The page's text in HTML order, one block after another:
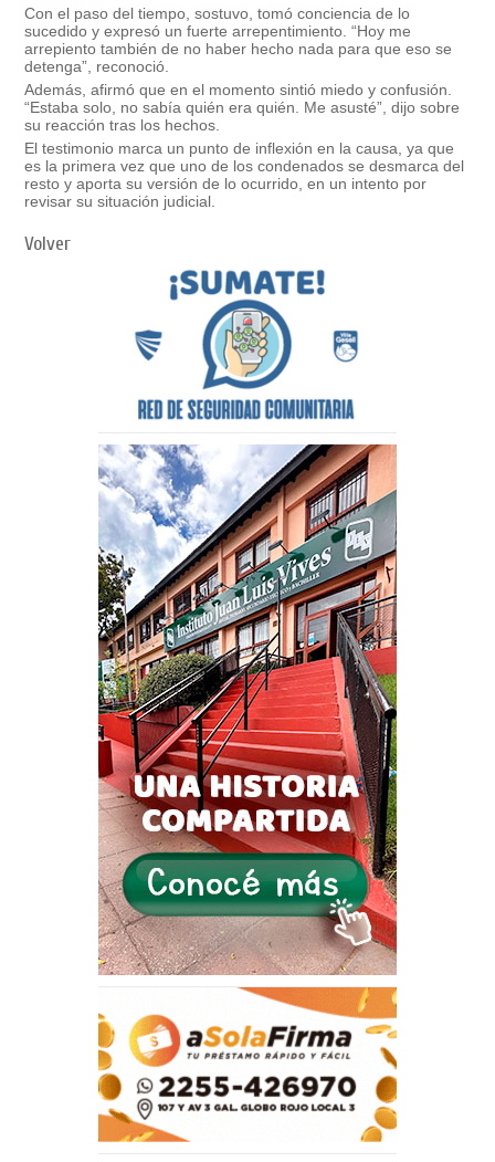
Con el paso del tiempo, sostuvo, tomó conciencia de lo
sucedido y expresó un fuerte arrepentimiento. “Hoy me
arrepiento también de no haber hecho nada para que eso se
detenga”, reconoció.
Además, afirmó que en el momento sintió miedo y confusión.
“Estaba solo, no sabía quién era quién. Me asusté”, dijo sobre
su reacción tras los hechos.
El testimonio marca un punto de inflexión en la causa, ya que
es la primera vez que uno de los condenados se desmarca del
resto y aporta su versión de lo ocurrido, en un intento por
revisar su situación judicial.
Volver